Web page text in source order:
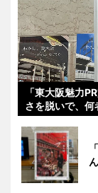
「東大阪魅力
さを脱いで、何